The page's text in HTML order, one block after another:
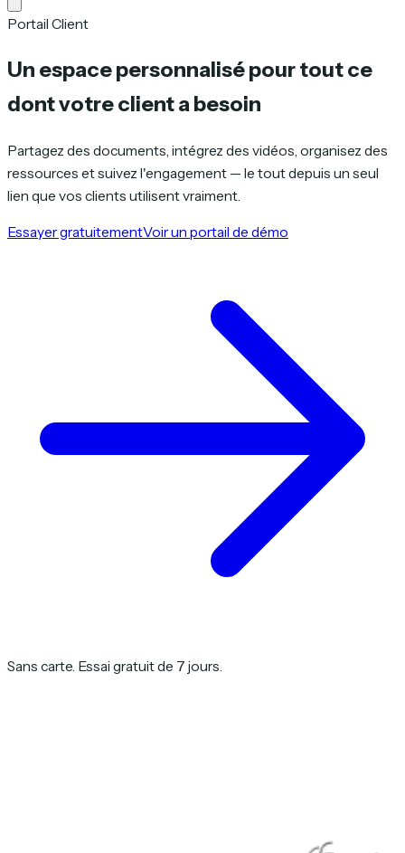
Portail Client
Un espace personnalisé pourtout ce
dont votre client a besoin
Partagez des documents, intégrez des vidéos, organisez des
ressources et suivez l'engagement — le tout depuis un seul
lien que vos clients utilisent vraiment.
Essayer gratuitementVoir un portail de démo
Sans carte. Essai gratuit de 7 jours.